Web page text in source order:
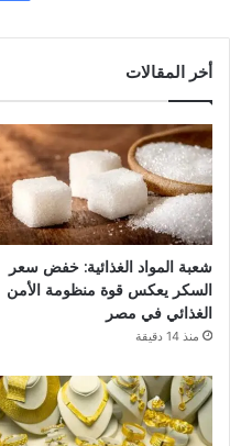
أخر المقالات
شعبة المواد الغذائية: خفض سعر
السكر يعكس قوة منظومة الأمن
الغذائي في مصر
منذ 14 دقيقة